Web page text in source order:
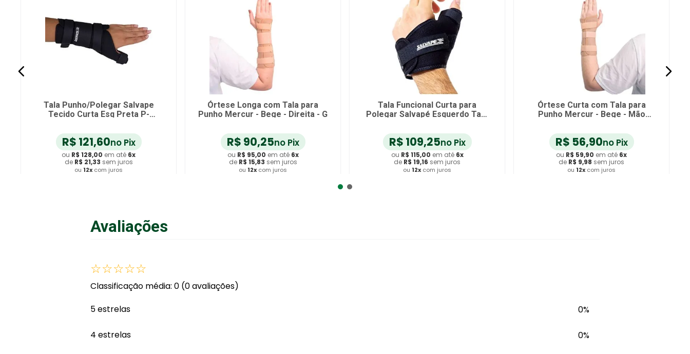
Órtese Curta com Tala para
Punho Mercur - Bege - Direita - P
R$56,90no Pix
ou R$ 59,90em até6
de R$9,98 sem juros
ou12xcom juros
Tala Punho/Polegar Salvape
Tecido Curta Esq Preta P-
R$121,60no Pix
ouR$128,00em até
deR$21,33sem juros
ou12xcom juros
Órtese Longa com Tala para
Punho Mercur - Bege - Direita - G
R$90,25no Pix
ouR$ 95,00em até6
de R$15,83sem juros
ou12xcom juros
Tala Funcional Curta para
Polegar Salvapé Esquerdo Tam
R$109,25no Pix
ou R$ 115,00em até6
deR$19, 16 sem juros
ou12xcom juros
Avaliações
☆☆☆☆☆
Classificação média: 0 (0 avaliações)
5 estrelas
0%
4 estrelas 0%